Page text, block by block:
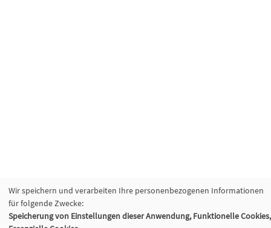
Wir speichern und verarbeiten Ihre personenbezogenen Informationen
für folgende Zwecke:
Speicherung von Einstellungen dieser Anwendung, Funktionelle Cookies,